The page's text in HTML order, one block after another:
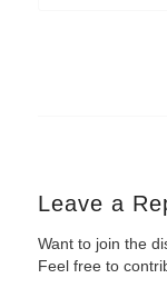
Leave a
Want to join the
Feel free to